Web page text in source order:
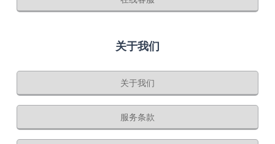
关于我们
关于我们
服务条款